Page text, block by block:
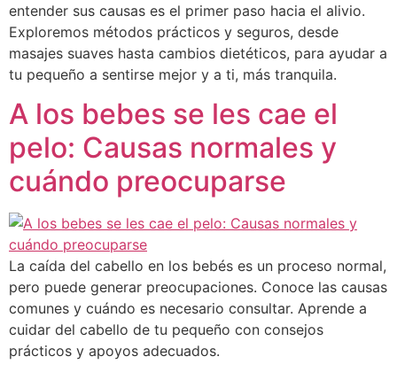
entender sus causas es el primer paso hacia el alivio.
Exploremos métodos prácticos y seguros, desde
masajes suaves hasta cambios dietéticos, para ayudar a
tu pequeño a sentirse mejor y a ti, más tranquila.
A los bebes se les cae el
pelo: Causas normales y
cuándo preocuparse
La caída del cabello en los bebés es un proceso normal,
pero puede generar preocupaciones. Conoce las causas
comunes y cuándo es necesario consultar. Aprende a
cuidar del cabello de tu pequeño con consejos
prácticos y apoyos adecuados.